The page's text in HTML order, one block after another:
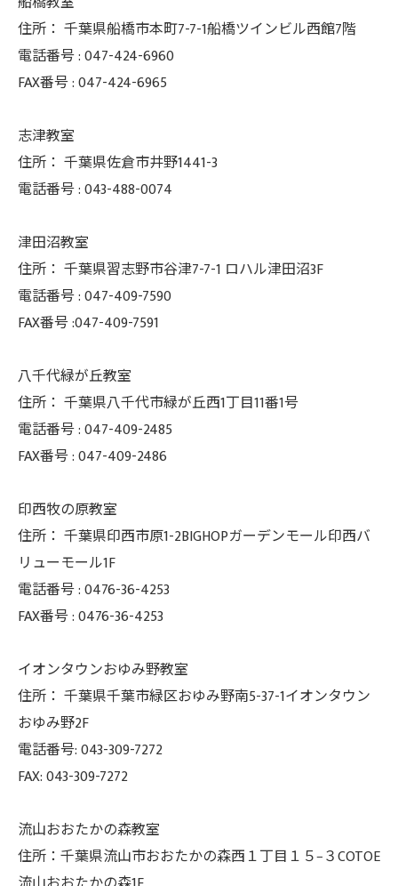
住所： 千葉県船橋市本町7-7-1船橋ツインビル西館7階
電話番号 :047-424-6960
FAX番号 :047-424-6965
志津教室
住所： 千葉県佐倉市井野1441-3
電話番号 :043-488-0074
津田沼教室
住所： 千葉県習志野市谷津7-7-1 ロハル津田沼3F
電話番号 :047-409-7590
FAX番号 :047-409-7591
八千代緑が丘教室
住所： 千葉県八千代市緑が丘西1丁目11番1号
電話番号 :047-409-2485
FAX番号 :047-409-2486
印西牧の原教室
住所： 千葉県印西市原1-2BIGHOPガーデンモール印西バ
リューモール1F
電話番号 :0476-36-4253
FAX番号 :0476-36-4253
イオンタウンおゆみ野教室
住所： 千葉県千葉市緑区おゆみ野南5-37-1イオンタウン
おゆみ野2F
電話番号: 043-309-7272
FAX: 043-309-7272
流山おおたかの森教室
住所：千葉県流山市おおたかの森西１丁目１５−３COTOE